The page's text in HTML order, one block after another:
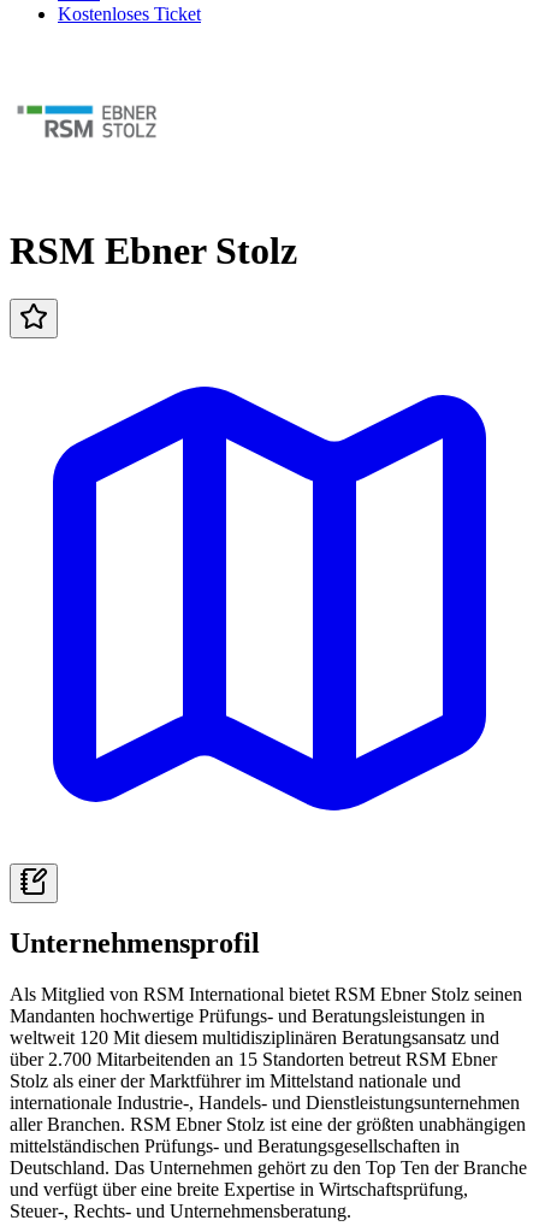
Kostenloses Ticket
RSM Ebner Stolz
Unternehmensprofil
Als Mitglied von RSM International bietet RSM Ebner Stolz seinen
Mandanten hochwertige Prüfungs- und Beratungsleistungen in
weltweit 120 Mit diesem multidisziplinären Beratungsansatz und
über 2.700 Mitarbeitenden an 15 Standorten betreut RSM Ebner
Stolz als einer der Marktführer im Mittelstand nationale und
internationale Industrie-, Handels- und Dienstleistungsunternehmen
aller Branchen. RSM Ebner Stolz ist eine der größten unabhängigen
mittelständischen Prüfungs- und Beratungsgesellschaften in
Deutschland. Das Unternehmen gehört zu den Top Ten der Branche
und verfügt über eine breite Expertise in Wirtschaftsprüfung,
Steuer-, Rechts- und Unternehmensberatung.